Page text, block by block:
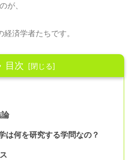
が、
済学者たちです。
目次
は何を研究する学問なの？